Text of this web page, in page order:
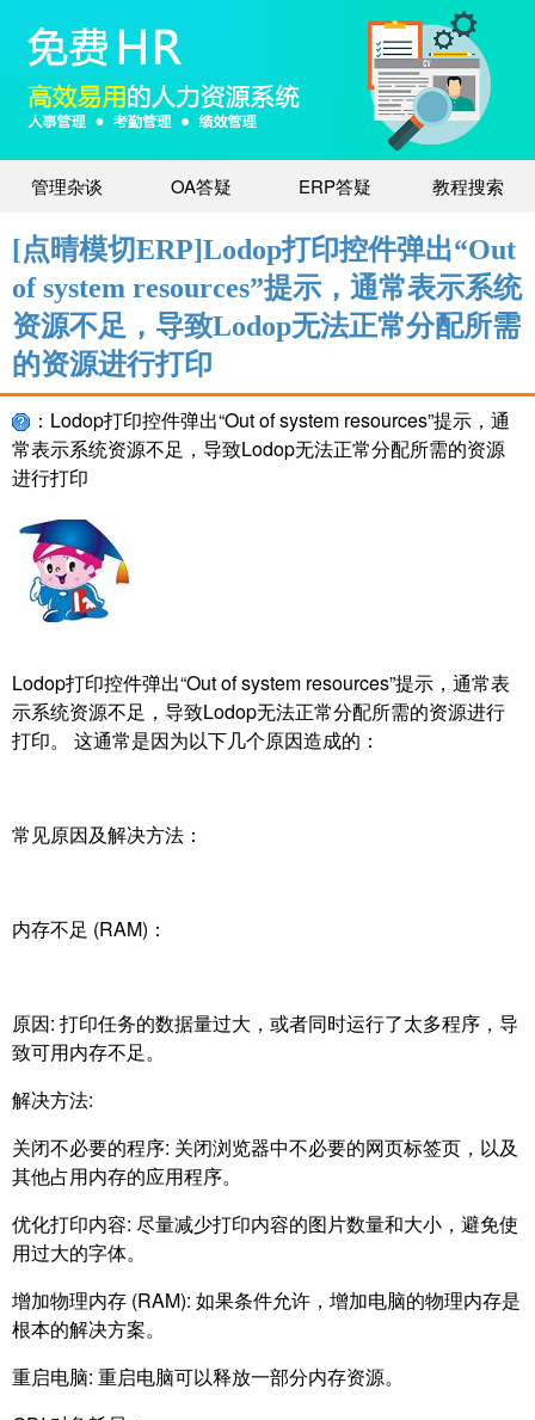
管理杂谈 OA答疑 ERP答疑 教程搜索
[点晴模切ERP]Lodop打印控件弹出“Out
of system resources”提示，通常表示系统
资源不足，导致Lodop无法正常分配所需
的资源进行打印
：Lodop打印控件弹出“Out of system resources”提示，通
常表示系统资源不足，导致Lodop无法正常分配所需的资源
进行打印
Lodop打印控件弹出“Out of system resources”提示，通常表
示系统资源不足，导致Lodop无法正常分配所需的资源进行
打印。 这通常是因为以下几个原因造成的：
常见原因及解决方法：
内存不足 (RAM)：
原因: 打印任务的数据量过大，或者同时运行了太多程序，导
致可用内存不足。
解决方法:
关闭不必要的程序: 关闭浏览器中不必要的网页标签页，以及
其他占用内存的应用程序。
优化打印内容: 尽量减少打印内容的图片数量和大小，避免使
用过大的字体。
增加物理内存 (RAM): 如果条件允许，增加电脑的物理内存是
根本的解决方案。
重启电脑: 重启电脑可以释放一部分内存资源。